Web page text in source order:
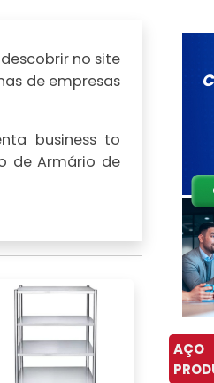
no site
de empresas
business to
de Armário de
AÇO